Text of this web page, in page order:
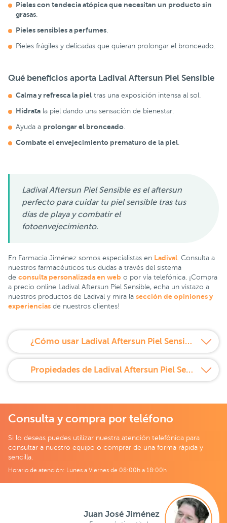
Pieles con tendecia atópica que necesitan un producto sin
grasas.
Pieles sensibles a perfumes.
Pieles frágiles y delicadas que quieran prolongar el bronceado.
Qué beneficios aporta Ladival Aftersun Piel Sensible
Calma y refresca la piel tras una exposición intensa al sol.
Hidrata la piel dando una sensación de bienestar.
Ayuda a prolongar el bronceado
Combate el envejecimiento prematuro de la piel
Ladival Aftersun Piel Sensible es el aftersun
perfecto para cuidar tu piel sensible tras tus
días de playa y combatir el
fotoenvejecimiento.
En Farmacia Jiménez somos especialistas en Ladival . Consulta a
nuestros farmacéuticos tus dudas a través del sistema
de consulta personalizada en web o por vía telefónica. ¡Compra
a precio online Ladival Aftersun Piel Sensible, echa un vistazo a
nuestros productos de Ladival y mira la sección de opiniones y
experiencias de nuestros clientes!
¿Cómo usar Ladival Aftersun Piel Sensible 200ml?
Propiedades de Ladival Aftersun Piel Sensible 200ml
Consulta y compra por teléfono
Si lo deseas puedes utilizar nuestra atención telefónica para
consultar a nuestro equipo o comprar de una forma rápida y
sencilla.
Horario de atención: Lunes a Viernes de 08:00h a 18:00h
Juan José Jiménez